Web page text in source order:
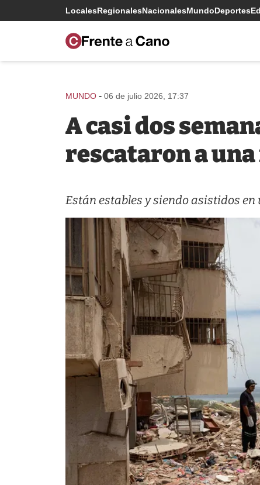
LocalesRegionalesNacionalesMundoDeportes
MUNDO - 06 de julio 2026, 17:37
A casi dos
rescataron a
Están estables y siendo asistidos en